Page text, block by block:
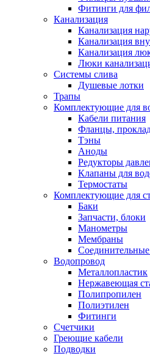
Фитинги для
Канализация
Канализация
Канализация
Канализация
Люки
Системы слива
Душевые лотки
Трапы
Комплектующие для
Кабели питания
Фланцы,
Тэны
Аноды
Редукторы
Клапаны для
Термостаты
Комплектующие для
Баки
Запчасти, блоки
Манометры
Мембраны
Водопровод
Металлопластик
Нержавеющая
Полипропилен
Полиэтилен
Фитинги
Счетчики
Греющие кабели
Подводки